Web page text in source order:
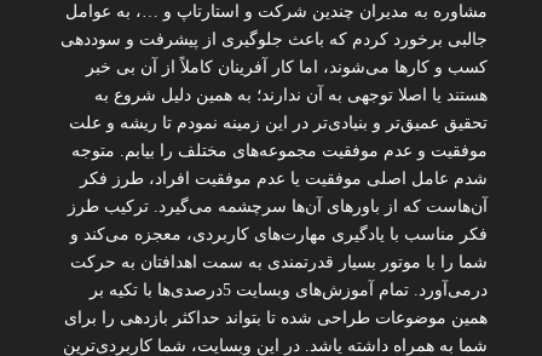
مشاوره به مدیران چندین شرکت و استارتاپ و …، به عوامل
جالبی برخورد کردم که باعث جلوگیری از پیشرفت و سوددهی
کسب و کارها می‌شوند، اما کار آفرینان کاملاً از آن بی خبر
هستند یا اصلا توجهی به آن ندارند؛ به همین دلیل شروع به
تحقیق عمیق‌تر و بنیادی‌تر در این زمینه نمودم تا ریشه و علت
موفقیت و عدم موفقیت مجموعه‌های مختلف را بیابم. متوجه
شدم عامل اصلی موفقیت یا عدم موفقیت افراد، طرز فکر
آن‌هاست که از باورهای آن‌ها سرچشمه می‌گیرد. ترکیب طرز
فکر مناسب با یادگیری مهارت‌های کاربردی، معجزه می‌کند و
شما را با موتور بسیار قدرتمندی به سمت اهدافتان به حرکت
درمی‌آورد. تمام آموزش‌های وبسایت 5درصدی‌ها با تکیه بر
همین موضوعات طراحی شده تا بتواند حداکثر بازدهی را برای
شما به همراه داشته یاشد. در این وبسایت، شما کاربردی‌ترین